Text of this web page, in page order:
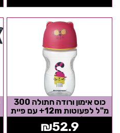
כוס אימון ורודה חתולה 300
מ"ל לפעוטות 12m+ עם פיית
סיליקון רכה מסדרת
Tommee...
₪52.9